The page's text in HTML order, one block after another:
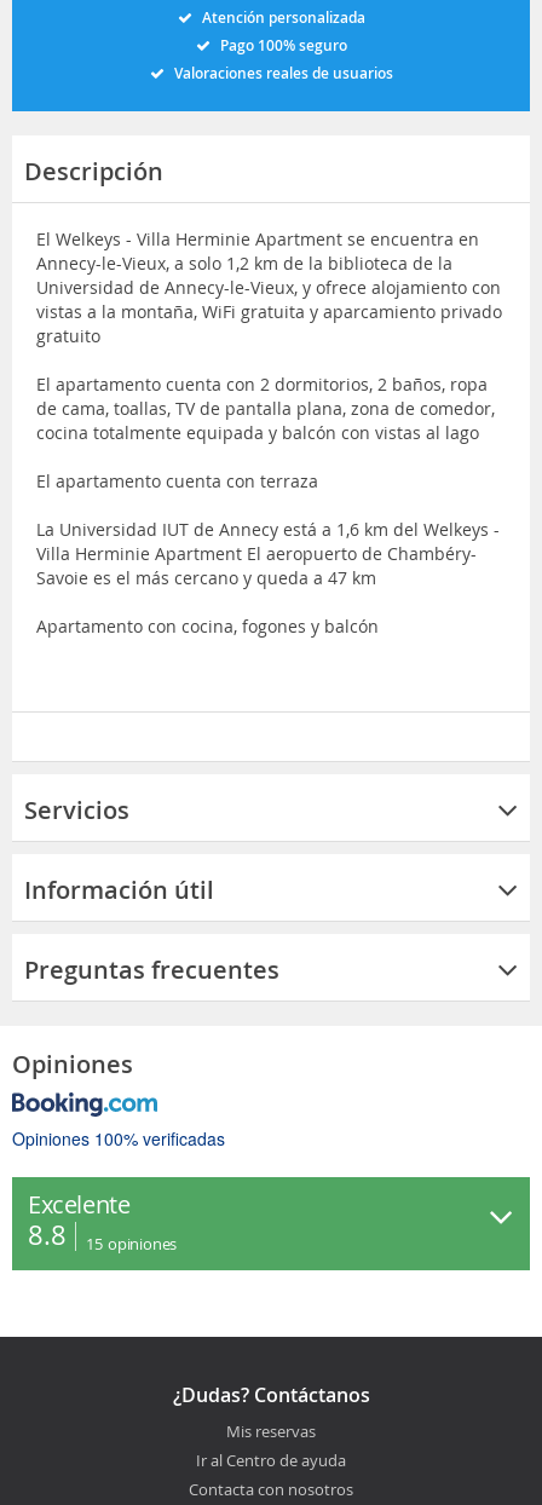
Atención personalizada
Pago 100% seguro
Valoraciones reales de usuarios
Descripción
El Welkeys - Villa Herminie Apartment se encuentra en
Annecy-le-Vieux, a solo 1,2 km de la biblioteca de la
Universidad de Annecy-le-Vieux, y ofrece alojamiento con
vistas a la montaña, WiFi gratuita y aparcamiento privado
gratuito
El apartamento cuenta con 2 dormitorios, 2 baños, ropa
de cama, toallas, TV de pantalla plana, zona de comedor,
cocina totalmente equipada y balcón con vistas al lago
El apartamento cuenta con terraza
La Universidad IUT de Annecy está a 1,6 km del Welkeys -
Villa Herminie Apartment El aeropuerto de Chambéry-
Savoie es el más cercano y queda a 47 km
Apartamento con cocina, fogones y balcón
Servicios
Información útil
Preguntas frecuentes
Opiniones
Opiniones 100% verificadas
Excelente
8.8 15 opiniones
¿Dudas? Contáctanos
Mis reservas
Ir al Centro de ayuda
Contacta con nosotros